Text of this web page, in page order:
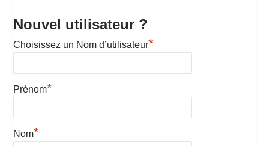
Nouvel utilisateur ?
Choisissez un Nom d’utilisateur*
Prénom*
Nom*